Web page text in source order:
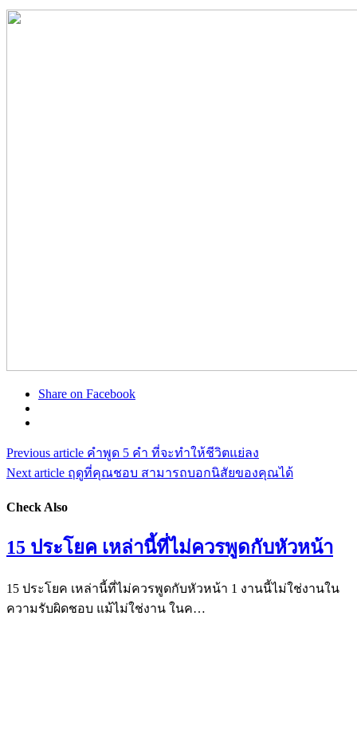
Share on Facebook
Previous article คำพูด 5 คำ ที่จะทำให้ชีวิตแย่ลง
Next article ฤดูที่คุณชอบ สามารถบอกนิสัยของคุณได้
Check Also
15 ประโยค เหล่านี้ที่ไม่ควรพูดกับหัวหน้า
15 ประโยค เหล่านี้ที่ไม่ควรพูดกับหัวหน้า 1 งานนี้ไม่ใช่งานใน
ความรับผิดชอบ แม้ไม่ใช่งาน ในค…